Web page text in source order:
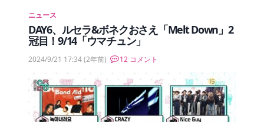
ニュース
DAY6、ルセラ&ボネクおさえ「Melt Down」2
冠目！9/14「ウマチュン」
2024/9/21 17:34(2年前) 12 コメント